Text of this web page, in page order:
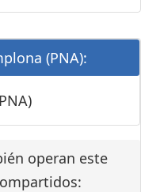
(PNA):
operan este